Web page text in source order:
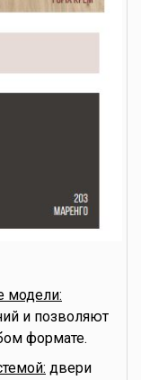
модели:
и позволяют
формате.
двери